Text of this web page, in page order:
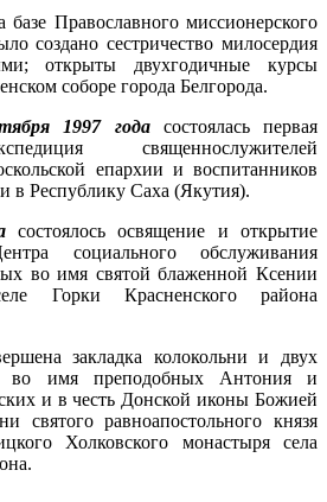
базе Православного миссионерского
создано сестричество милосердия
открыты двухгодичные курсы
соборе города Белгорода.
1997 годасостоялась первая
священнослужителей
епархии и воспитанников
в Республику Саха (Якутия).
состоялось освящение и открытие
социального обслуживания
во имя святой блаженной Ксении
Горки Красненского района
закладка колокольни и двух
во имя преподобных Антония и
и в честь Донской иконы Божией
святого равноапостольного князя
Холковского монастыря села